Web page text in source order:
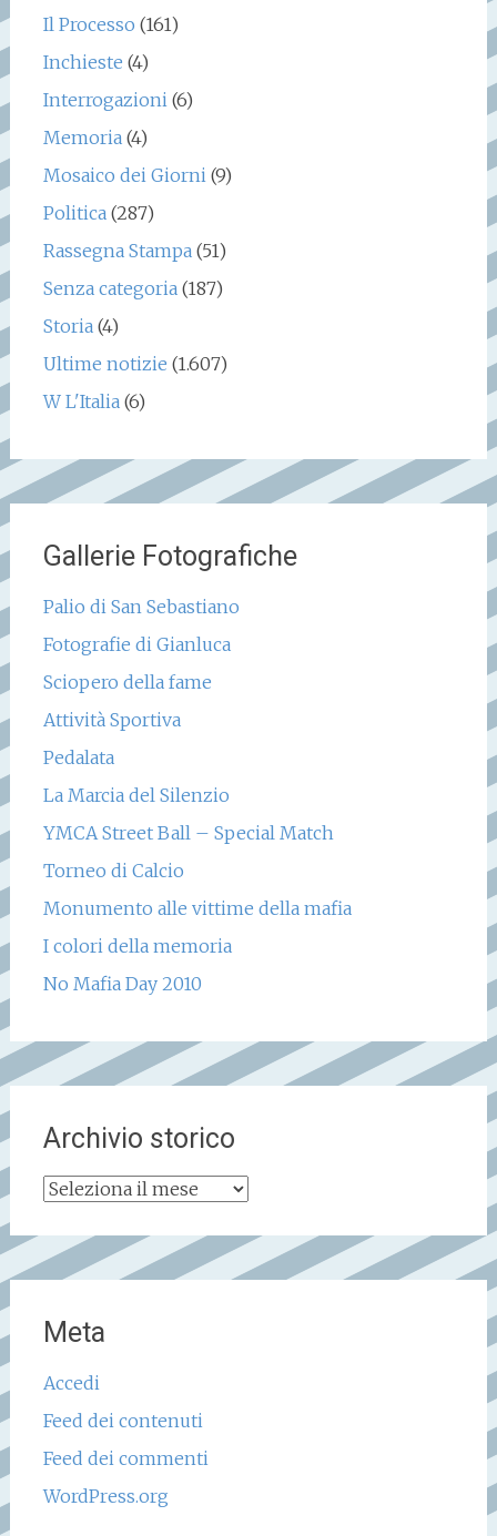
Il Processo (161)
Inchieste (4)
Interrogazioni(6)
Memoria(4)
Mosaico dei Giorni(9)
Politica(287)
Rassegna Stampa(51)
Senza categoria(187)
Storia(4)
Ultime notizie (1.607)
W L'Italia(6)
Gallerie Fotografiche
Palio di San Sebastiano
Fotografie di Gianluca
Sciopero della fame
Attività Sportiva
Pedalata
La Marcia del Silenzio
YMCA Street Ball – Special Match
Torneo di Calcio
Monumento alle vittime della mafia
I colori della memoria
No Mafia Day 2010
Archivio storico
Archivio
Meta
Accedi
Feed dei contenuti
Feed dei commenti
WordPress.org